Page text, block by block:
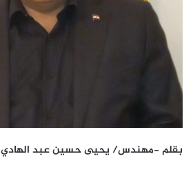
بقلم -مهندس/ يحيى حسين عبد الهادي